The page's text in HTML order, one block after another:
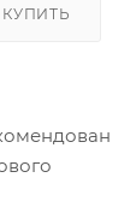
КУПИТЬ